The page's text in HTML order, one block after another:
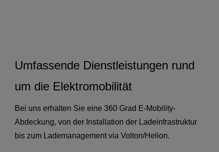
Umfassende Dienstleistungen rund
um die Elektromobilität
Bei uns erhalten Sie eine 360 Grad E-Mobility-
Abdeckung, von der Installation der Ladeinfrastruktur
bis zum Lademanagement via Volton/Helion.